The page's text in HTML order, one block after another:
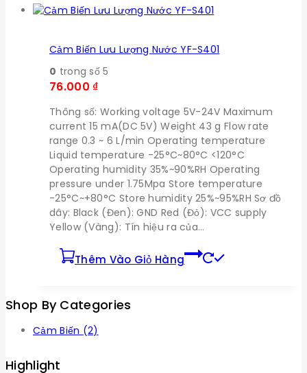
Cảm Biến Lưu Lượng Nước YF-S401
0 trong số 5
76.000 ₫
Thông số: Working voltage 5V-24V Maximum
current 15 mA(DC 5V) Weight 43 g Flow rate
range 0.3 ~ 6 L/min Operating temperature
Liquid temperature -25°C~80°C <120°C
Operating humidity 35%~90%RH Operating
pressure under 1.75Mpa Store temperature
-25°C~+80°C Store humidity 25%~95%RH Sơ đồ
dây: Black (Đen): GND Red (Đỏ): VCC supply
Yellow (Vàng): Tín hiệu ra của…
Thêm Vào Giỏ Hàng
Shop By Categories
Cảm Biến (2)
Highlight